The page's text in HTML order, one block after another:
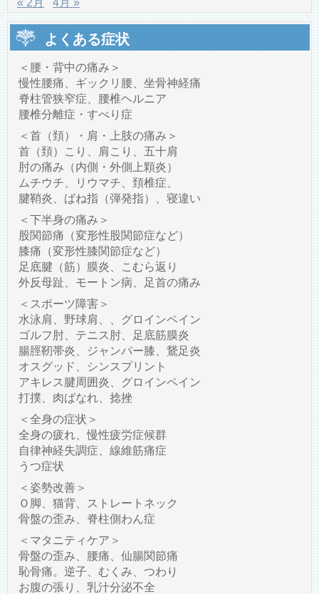
よくある症状
＜腰・背中の痛み＞
慢性腰痛、ギックリ腰、坐骨神経痛
脊柱管狭窄症、腰椎ヘルニア
腰椎分離症・すべり症
＜首（頚）・肩・上肢の痛み＞
首（頚）こり、肩こり、五十肩
肘の痛み（内側・外側上顆炎）
ムチウチ、リウマチ、頚椎症、
腱鞘炎、ばね指（弾発指）、寝違い
＜下半身の痛み＞
股関節痛（変形性股関節症など）
膝痛（変形性膝関節症など）
足底腱（筋）膜炎、こむら返り
外反母趾、モートン病、足首の痛み
＜スポーツ障害＞
水泳肩、野球肩、、グロインペイン
ゴルフ肘、テニス肘、足底筋膜炎
腸脛靭帯炎、ジャンパー膝、鵞足炎
オスグッド、シンスプリント
アキレス腱周囲炎、グロインペイン
打撲、肉ばなれ、捻挫
＜全身の症状＞
全身の疲れ、慢性疲労症候群
自律神経失調症、線維筋痛症
うつ症状
＜姿勢改善＞
Ｏ脚、猫背、ストレートネック
骨盤の歪み、脊柱側わん症
＜マタニティケア＞
骨盤の歪み、腰痛、仙腸関節痛
恥骨痛。逆子、むくみ、つわり
お腹の張り、乳汁分泌不全